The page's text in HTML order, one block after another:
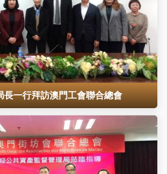
長一行拜訪澳門工會聯合總會